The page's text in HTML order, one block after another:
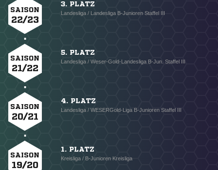
SAISON
22/23
3. PLATZ
Landesliga / Landesliga B-Junioren Staffel III
SAISON
21/22
5. PLATZ
Landesliga / Weser-Gold-Landesliga B-Jun. Staffel III
SAISON
20/21
4. PLATZ
Landesliga / WESERGold-Liga B-Junioren Staffel III
SAISON
19/20
1. PLATZ
Kreisliga / B-Junioren Kreisliga